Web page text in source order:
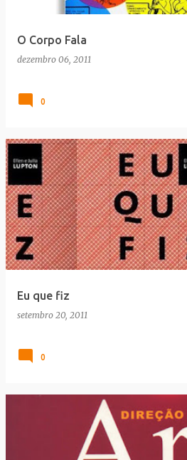
O Corpo Fala
dezembro 06, 2011
0
Eu que fiz
setembro 20, 2011
0